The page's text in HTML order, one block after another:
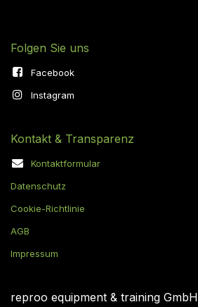
Folgen Sie uns
Facebook
Instagram
Kontakt & Transparenz
Kontaktformular
Datenschutz
Cookie-Richtlinie
AGB
Impressum
reproo equipment & training GmbH